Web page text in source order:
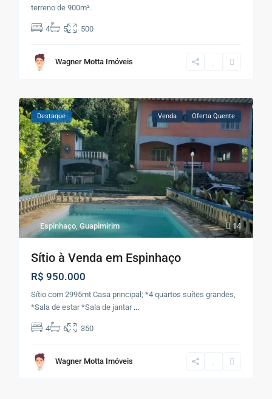
terreno de 900m².
4 5 500
Wagner Motta Imóveis
14
Espinhaço,Guapimirim
Destaque Venda Oferta Quente
Sítio à Venda em Espinhaço
R$ 950.000
Sítio com 2995mt Casa principal; *4 quartos suítes grandes,
*Sala de estar *Sala de jantar ...
4 6 350
Wagner Motta Imóveis